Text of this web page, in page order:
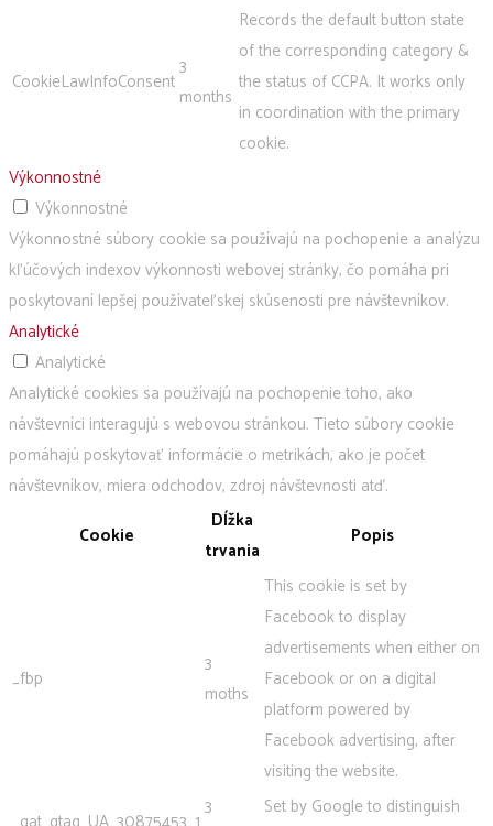
CookieLawInfoConsent
3
months
Records the default button state
of the corresponding category &
the status of CCPA. It works only
in coordination with the primary
cookie.
Výkonnostné
Výkonnostné
Výkonnostné súbory cookie sa používajú na pochopenie a analýzu
kľúčových indexov výkonnosti webovej stránky, čo pomáha pri
poskytovaní lepšej používateľskej skúsenosti pre návštevníkov.
Analytické
Analytické
Analytické cookies sa používajú na pochopenie toho, ako
návštevníci interagujú s webovou stránkou. Tieto súbory cookie
pomáhajú poskytovať informácie o metrikách, ako je počet
návštevníkov, miera odchodov, zdroj návštevnosti atď.
Cookie
Dĺžka
trvania
Popis
_fbp
3
moths
This cookie is set by
Facebook to display
advertisements when either on
Facebook or on a digital
platform powered by
Facebook advertising, after
visiting the website.
3
Set by Google to distinguish